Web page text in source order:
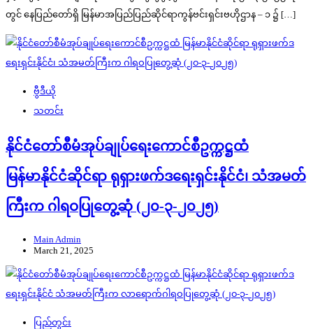
တွင် နေပြည်တော်ရှိ မြန်မာအပြည်ပြည်ဆိုင်ရာကွန်ဗင်းရှင်းဗဟိုဌာန – ၁ ၌ […]
ဗွီဒီယို
သတင်း
နိုင်ငံတော်စီမံအုပ်ချုပ်ရေးကောင်စီဥက္ကဋ္ဌထံ
မြန်မာနိုင်ငံဆိုင်ရာ ရုရှားဖက်ဒရေးရှင်းနိုင်ငံ၊ သံအမတ်
ကြီးက ဂါရဝပြုတွေ့ဆုံ (၂၀-၃-၂၀၂၅)
Main Admin
March 21, 2025
ပြည်တွင်း